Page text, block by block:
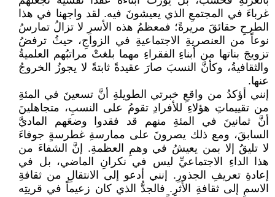
غرباءَ في المجتمعِ الذي يعيشونَ فيه. لقد واجهنا في هذا
الطرحِ حقائقَ مريرةً؛ فمعظمُ هذه الأسرِ لا تزالُ تمارسُ
نوعاً من العنصريةِ الاجتماعيةِ في الزواجِ، حيثُ ترفضُ
تزويجَ بناتها من أبناءِ الفقراءِ مهما بلغتْ مراتبُهم العلميةُ
والثقافيةُ، وكأنَّ النسبَ صارَ عقيدةً ثابتةً لا يجوزُ الخروجُ
عنها.
إنني أؤكدُ من واقعِ خبرتي الطويلةِ أنَّ تسعينَ في المئةِ
من تقييماتِ هؤلاءِ للأفرادِ تقومُ على النسبِ، متجاهلينَ
أنَّ ثمانينَ في المئةِ منهم قد فقدوا وضعَهم الماديَّ
السابقَ، ومع ذلك يصرونَ على ممارسةِ غطرسةٍ جوفاءَ
لا تليقُ إلا بمن يعيشُ في وهمِ العظمةِ. إنَّ الشفاءَ من
هذا الداءِ الاجتماعيِّ ليس في نكرانِ الماضي، بل في
إعادةِ تعريفِ الجذورِ. إنني أدعو إلى الانتقالِ من ثقافةِ
الاسمِ إلى ثقافةِ الأثرِ. فالجدُّ الذي كان زعيماً في قريتِه